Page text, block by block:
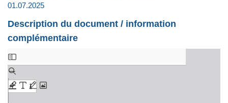
01.07.2025
Description du document / information
complémentaire